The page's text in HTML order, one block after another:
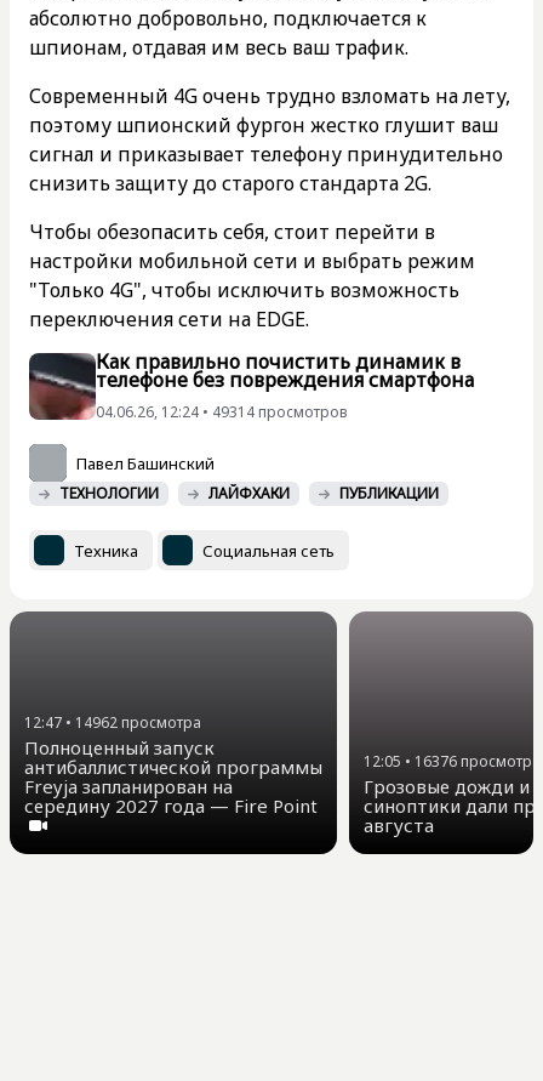
абсолютно добровольно, подключается к
шпионам, отдавая им весь ваш трафик.
Современный 4G очень трудно взломать на лету,
поэтому шпионский фургон жестко глушит ваш
сигнал и приказывает телефону принудительно
снизить защиту до старого стандарта 2G.
Чтобы обезопасить себя, стоит перейти в
настройки мобильной сети и выбрать режим
"Только 4G", чтобы исключить возможность
переключения сети на EDGE.
Как правильно почистить динамик в
телефоне без повреждения смартфона
04.06.26, 12:24 • 49314 просмотров
Павел Башинский
ТЕХНОЛОГИИ ЛАЙФХАКИ ПУБЛИКАЦИИ
Техника Социальная сеть
12:47 • 14962 просмотра
Полноценный запуск
антибаллистической программы
Freyja запланирован на
середину 2027 года — Fire Point
12:05 • 16376просмотра
Грозовые дожди и
синоптики дали
августа